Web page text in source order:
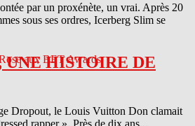
par un proxénète, un vrai. Après 20
sous ses ordres, Icerberg Slim se
UNE HISTOIRE DE
Dropout, le Louis Vuitton Don clamait
rapper ». Près de dix ans...